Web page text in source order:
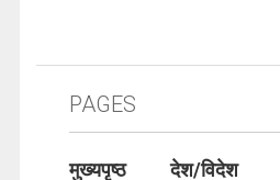
PAGES
मुख्यपृष्ठ देश/विदेश